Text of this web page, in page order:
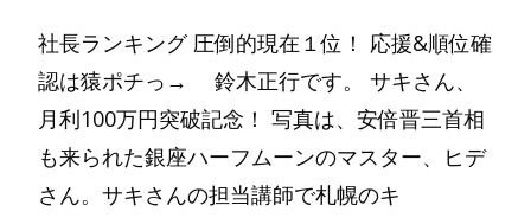
社長ランキング 圧倒的現在１位！ 応援&順位確
認は猿ポチっ→ 鈴木正行です。 サキさん、
月利100万円突破記念！ 写真は、安倍晋三首相
も来られた銀座ハーフムーンのマスター、ヒデ
さん。サキさんの担当講師で札幌のキ